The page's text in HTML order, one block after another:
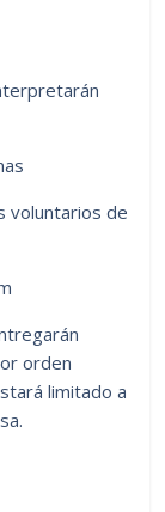
voluntarios de
orden
limitado a